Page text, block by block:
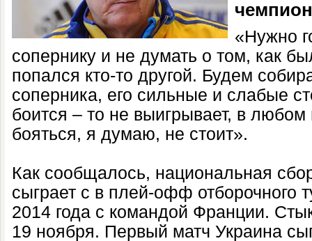
«Нужно
сопернику и не думать о том, как
попался кто-то другой. Будем
соперника, его сильные и слабые
боится – то не выигрывает, в любом
бояться, я думаю, не стоит».
Как сообщалось, национальная
сыграет с в плей-офф отборочного
2014 года с командой Франции.
19 ноября. Первый матч Украина